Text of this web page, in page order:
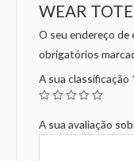
WEAR
O seu endereço de
obrigatórios
A sua classificação
A sua avaliação